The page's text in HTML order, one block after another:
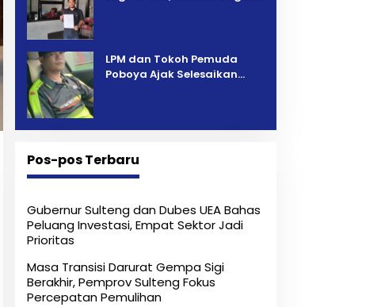
LPM dan Tokoh Pemuda
Poboya Ajak Selesaikan
Pos-pos Terbaru
Gubernur Sulteng dan Dubes UEA Bahas
Peluang Investasi, Empat Sektor Jadi
Prioritas
Masa Transisi Darurat Gempa Sigi
Berakhir, Pemprov Sulteng Fokus
Percepatan Pemulihan